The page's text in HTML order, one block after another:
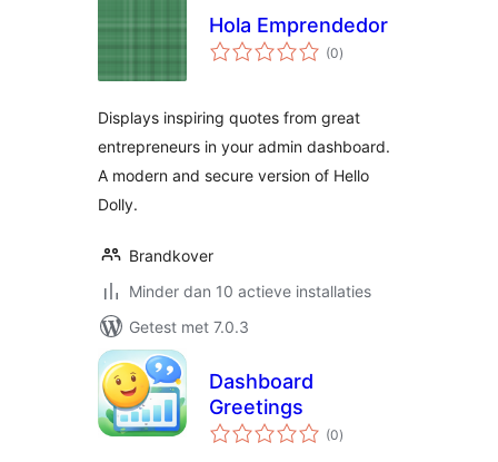
Hola Emprendedor
(0totaal
waarderingen
)
Displays inspiring quotes from great
entrepreneurs in your admin dashboard.
A modern and secure version of Hello
Dolly.
Brandkover
Minder dan 10 actieve installaties
Getest met 7.0.3
Dashboard
Greetings
(0totaal
waarderingen
)